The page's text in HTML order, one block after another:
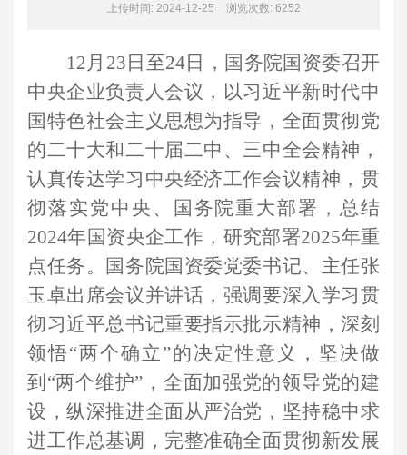
上传时间: 2024-12-25 浏览次数: 6252
12月23日至24日，国务院国资委召开
中央企业负责人会议，以习近平新时代中
国特色社会主义思想为指导，全面贯彻党
的二十大和二十届二中、三中全会精神，
认真传达学习中央经济工作会议精神，贯
彻落实党中央、国务院重大部署，总结
2024年国资央企工作，研究部署2025年重
点任务。国务院国资委党委书记、主任张
玉卓出席会议并讲话，强调要深入学习贯
彻习近平总书记重要指示批示精神，深刻
领悟“两个确立”的决定性意义，坚决做
到“两个维护”，全面加强党的领导党的建
设，纵深推进全面从严治党，坚持稳中求
进工作总基调，完整准确全面贯彻新发展